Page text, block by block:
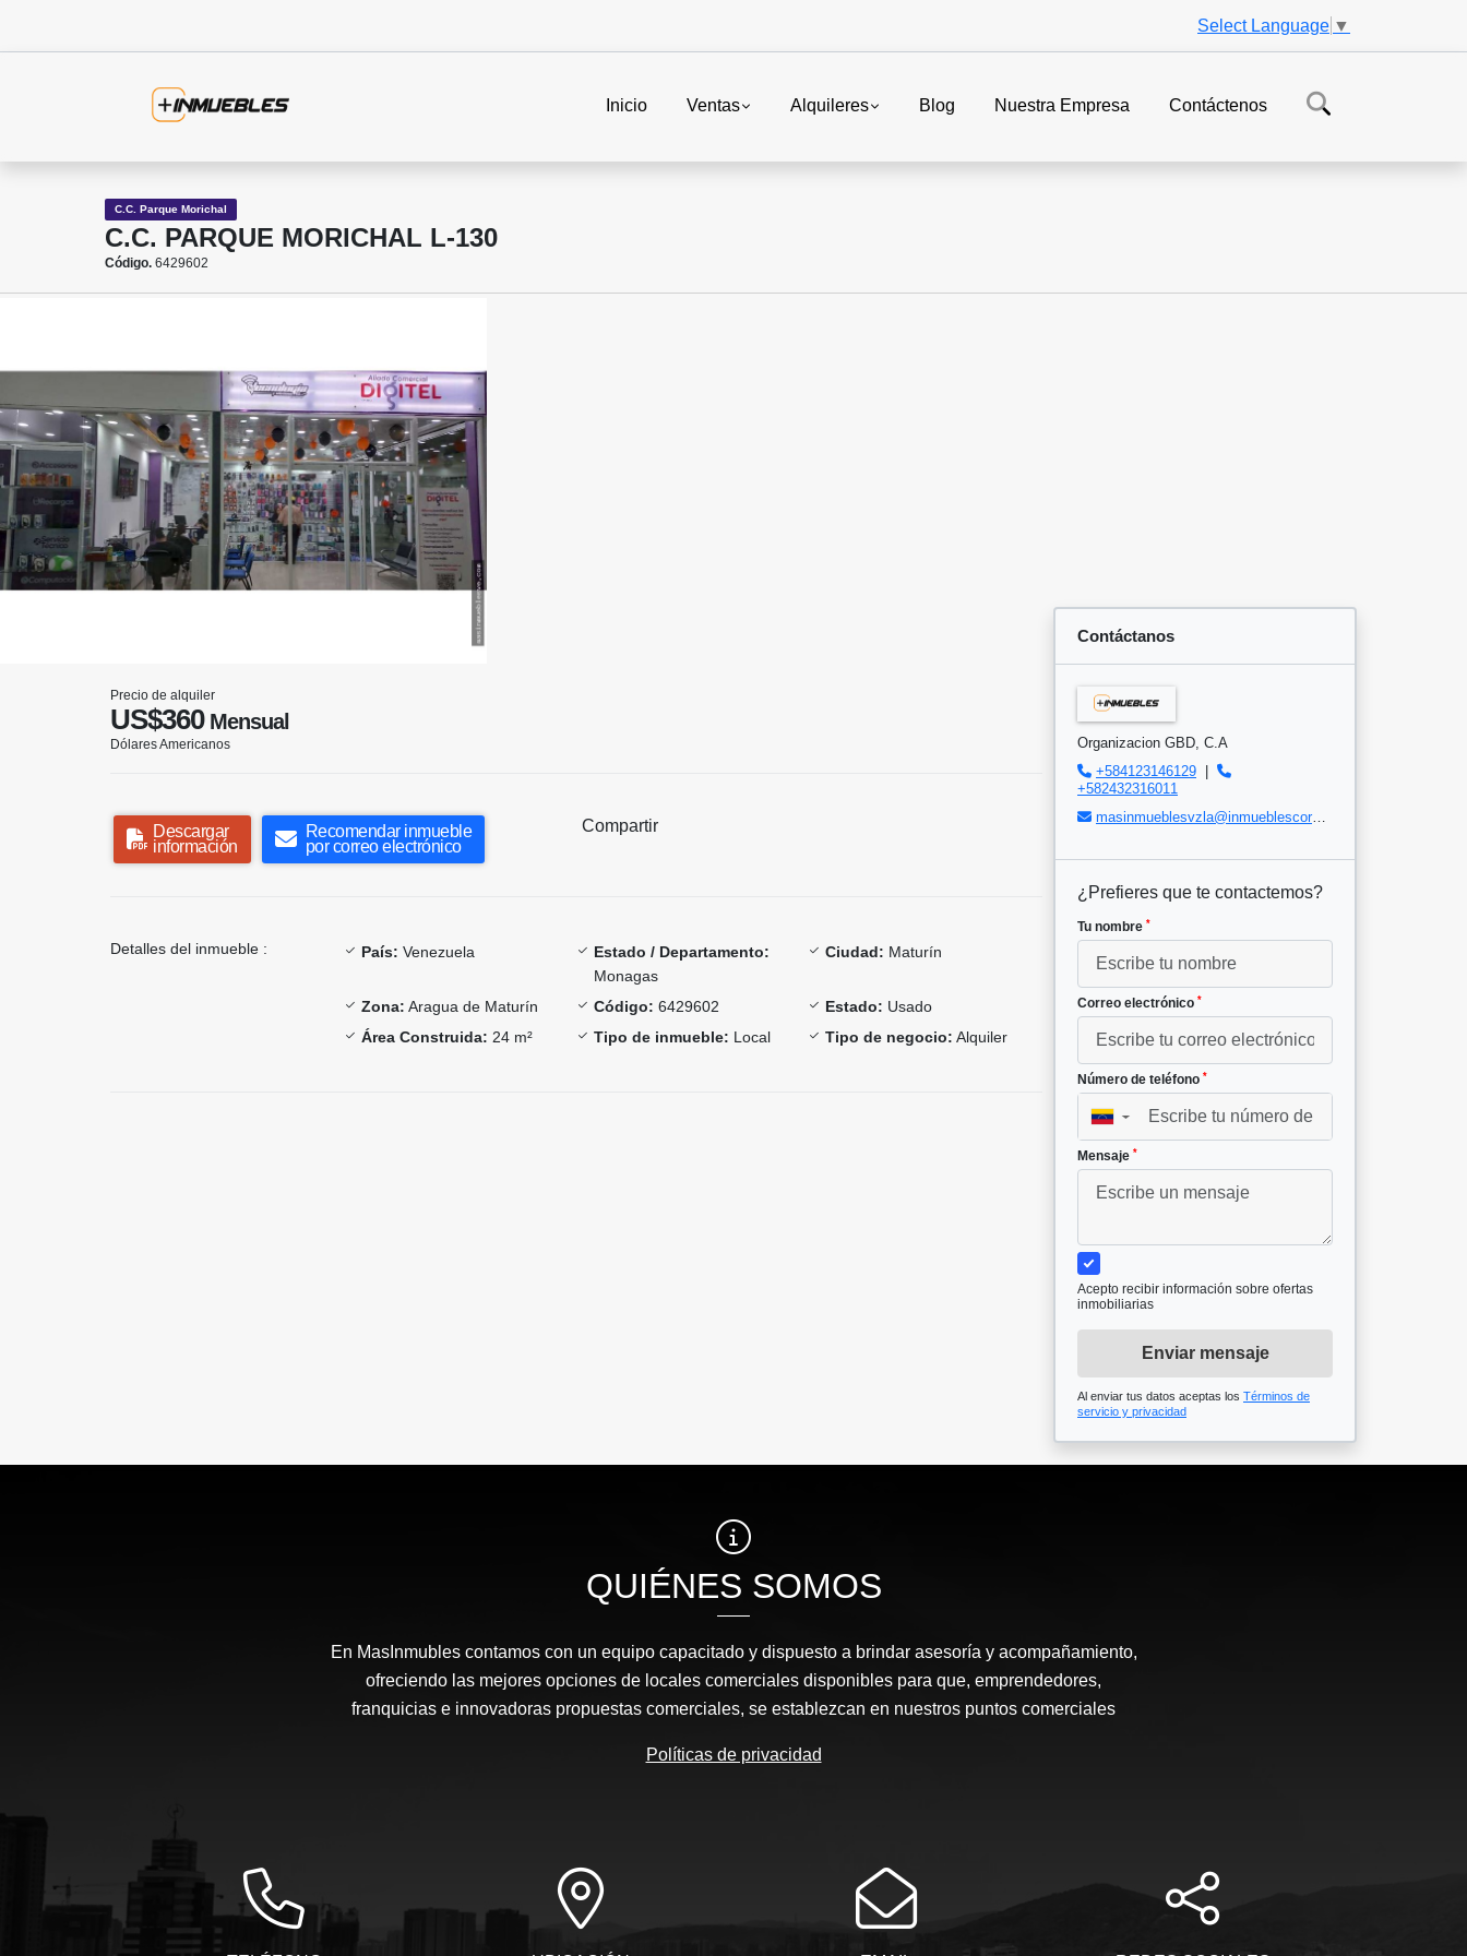
Select Language ▼
Inicio Ventas Alquileres Blog Nuestra Empresa Contáctenos
C.C. Parque Morichal
C.C. PARQUE MORICHAL L-130
Código. 6429602
Precio de alquiler
US$360Mensual
Dólares Americanos
Descargar
información
Recomendar inmueble
por correo electrónico
Compartir
Detalles del inmueble : País: Venezuela
Estado / Departamento:
Monagas
Ciudad: Maturín
Zona: Aragua de Maturín Código: 6429602 Estado: Usado
Área Construida: 24 m² Tipo de inmueble: Local Tipo de negocio: Alquiler
Contáctanos
Organizacion GBD, C.A
+584123146129
+582432316011
masinmueblesvzla@inmueblescorp.com
¿Prefieres que te contactemos?
Tu nombre *
Correo electrónico *
Número de teléfono *
▼
Mensaje *
Acepto recibir información sobre ofertas
inmobiliarias
Enviar mensaje
Al enviar tus datos aceptas los Términos de
servicio y privacidad
QUIÉNES SOMOS
En MasInmubles contamos con un equipo capacitado y dispuesto a brindar asesoría y acompañamiento,
ofreciendo las mejores opciones de locales comerciales disponibles para que, emprendedores,
franquicias e innovadoras propuestas comerciales, se establezcan en nuestros puntos comerciales
Políticas de privacidad